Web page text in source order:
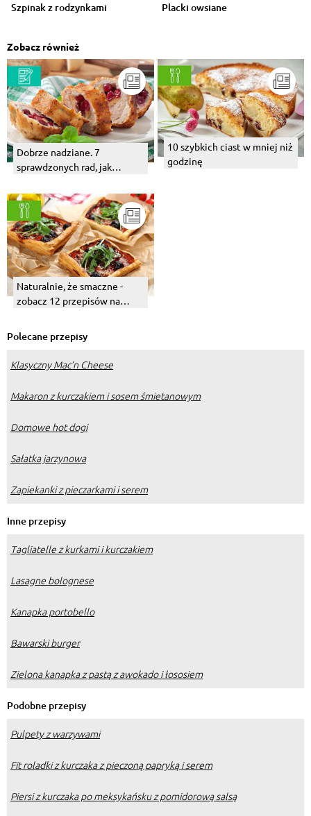
Szpinak z rodzynkami Placki owsiane
Zobacz również
Dobrze nadziane. 7
sprawdzonych rad, jak
10 szybkich ciast w mniej niż
godzinę
Naturalnie, że smaczne -
zobacz 12 przepisów na
Polecane przepisy
Klasyczny Mac’n Cheese
Makaron z kurczakiem i sosem śmietanowym
Domowe hot dogi
Sałatka jarzynowa
Zapiekanki z pieczarkami i serem
Inne przepisy
Tagliatelle z kurkami i kurczakiem
Lasagne bolognese
Kanapka portobello
Bawarski burger
Zielona kanapka z pastą z awokado i łososiem
Podobne przepisy
Pulpety z warzywami
Fit roladki z kurczaka z pieczoną papryką i serem
Piersi z kurczaka po meksykańsku z pomidorową salsą